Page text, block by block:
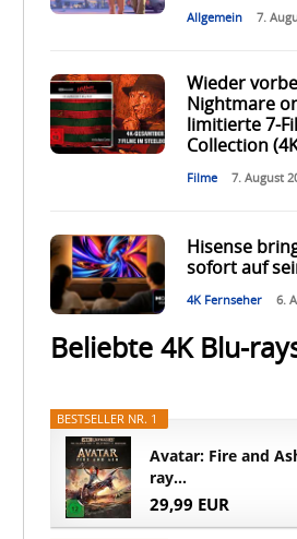
Allgemein 7.
Wieder
Nightmare
limitierte 7-
Collection
Filme 7. August
Hisense
sofort auf
4K Fernseher 6.
Beliebte 4K Blu-
BESTSELLER NR. 1
Avatar: Fire and
ray...
29,99 EUR